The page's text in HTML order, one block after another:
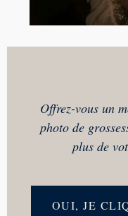
Offrez-vous un
photo de
plus de
OUI, JE